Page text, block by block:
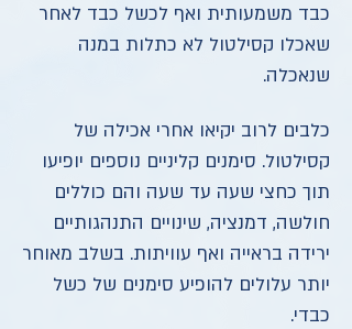
כבד משמעותית ואף לכשל כבד לאחר
שאכלו קסילטול לא כתלות במנה
שנאכלה.
כלבים לרוב יקיאו אחרי אכילה של
קסילטול. סימנים קליניים נוספים יופיעו
תוך כחצי שעה עד שעה והם כוללים
חולשה, דמנציה, שינויים התנהגותיים
ירידה בראייה ואף עוויתות. בשלב מאוחר
יותר עלולים להופיע סימנים של כשל
כבדי.